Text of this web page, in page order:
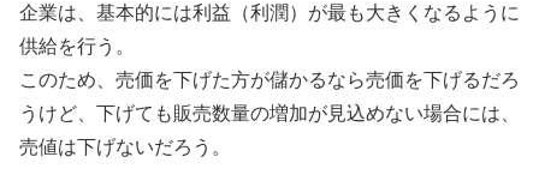
企業は、基本的には利益（利潤）が最も大きくなるように
供給を行う。
このため、売価を下げた方が儲かるなら売価を下げるだろ
うけど、下げても販売数量の増加が見込めない場合には、
売値は下げないだろう。